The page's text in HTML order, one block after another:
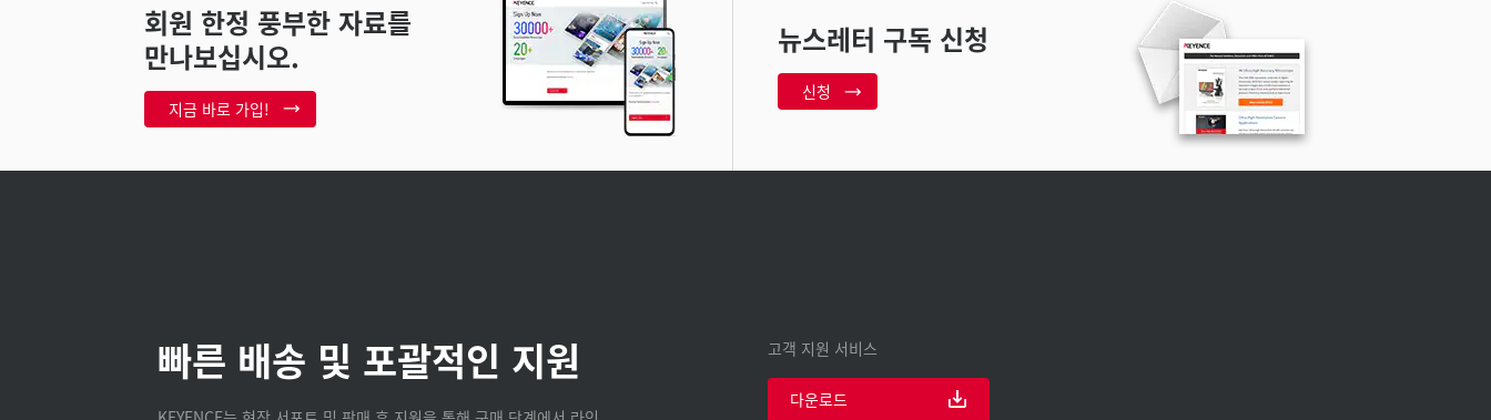
회원 한정 풍부한 자료를
만나보십시오.
지금 바로 가입!
뉴스레터 구독 신청
신청
빠른 배송 및 포괄적인 지원 고객 지원 서비스
다운로드